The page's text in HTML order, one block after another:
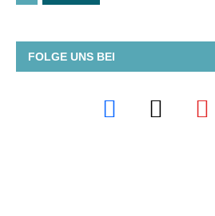
FOLGE UNS BEI